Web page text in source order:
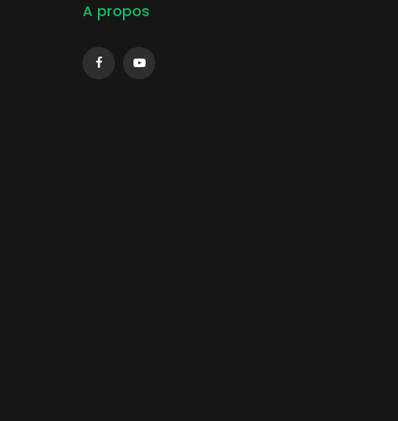
A propos